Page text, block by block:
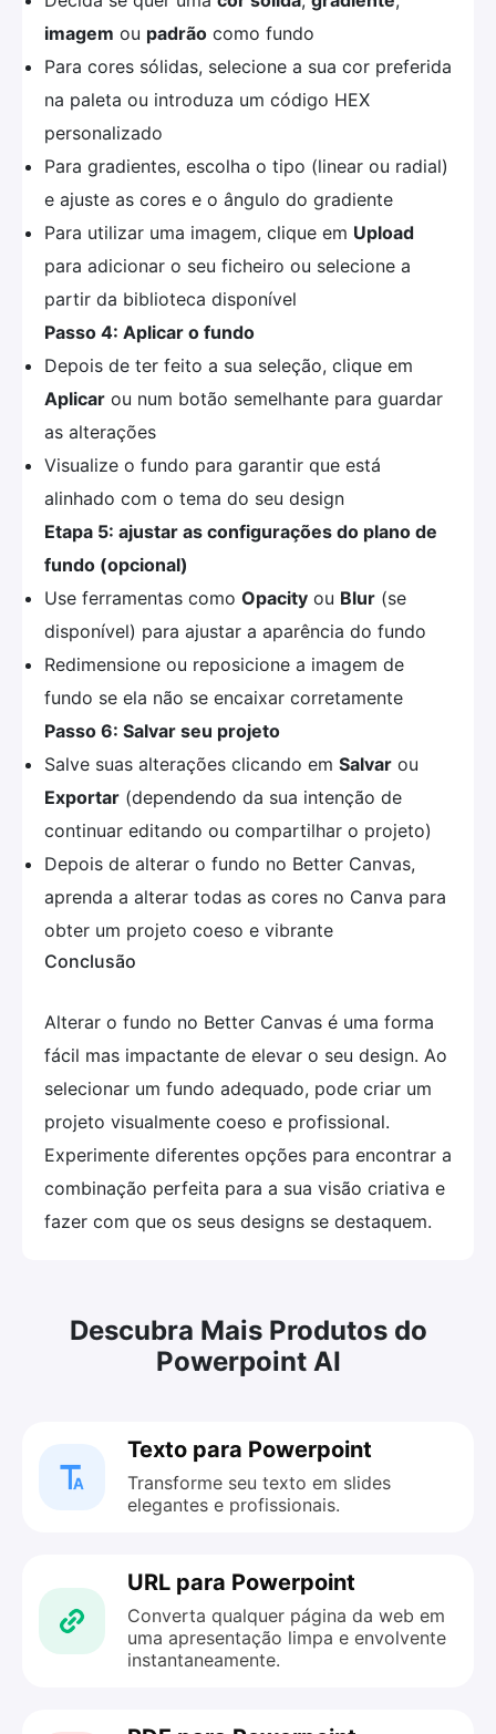
imagem ou padrão como fundo
Para cores sólidas, selecione a sua cor preferida
na paleta ou introduza um código HEX
personalizado
Para gradientes, escolha o tipo (linear ou radial)
e ajuste as cores e o ângulo do gradiente
Para utilizar uma imagem, clique em Upload
para adicionar o seu ficheiro ou selecione a
partir da biblioteca disponível
Passo 4: Aplicar o fundo
Depois de ter feito a sua seleção, clique em
Aplicar ou num botão semelhante para guardar
as alterações
Visualize o fundo para garantir que está
alinhado com o tema do seu design
Etapa 5: ajustar as configurações do plano de
fundo (opcional)
Use ferramentas como Opacity ou Blur (se
disponível) para ajustar a aparência do fundo
Redimensione ou reposicione a imagem de
fundo se ela não se encaixar corretamente
Passo 6: Salvar seu projeto
Salve suas alterações clicando em Salvar ou
Exportar (dependendo da sua intenção de
continuar editando ou compartilhar o projeto)
Depois de alterar o fundo no Better Canvas,
aprenda a alterar todas as cores no Canva para
obter um projeto coeso e vibrante
Conclusão
Alterar o fundo no Better Canvas é uma forma
fácil mas impactante de elevar o seu design. Ao
selecionar um fundo adequado, pode criar um
projeto visualmente coeso e profissional.
Experimente diferentes opções para encontrar a
combinação perfeita para a sua visão criativa e
fazer com que os seus designs se destaquem.
Descubra Mais Produtos do
Powerpoint AI
Texto para Powerpoint
Transforme seu texto em slides
elegantes e profissionais.
URL para Powerpoint
Converta qualquer página da web em
uma apresentação limpa e envolvente
instantaneamente.